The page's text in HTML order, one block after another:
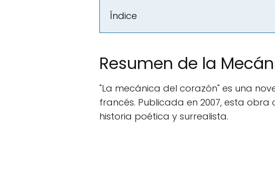
Índice
Resumen de la
"La mecánica del corazón" es una
francés. Publicada en 2007, esta
historia poética y surrealista.